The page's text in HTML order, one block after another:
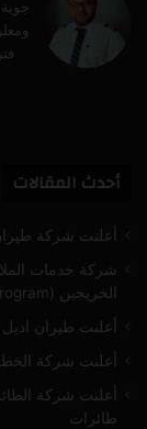
أحدث المقالات
أعلنت شركة
شركة خدمات
الخريجين (AFAAQ – Graduate Development Program)
أعلنت طيران اديل
أعلنت شركة
أعلنت شركة
طائرات